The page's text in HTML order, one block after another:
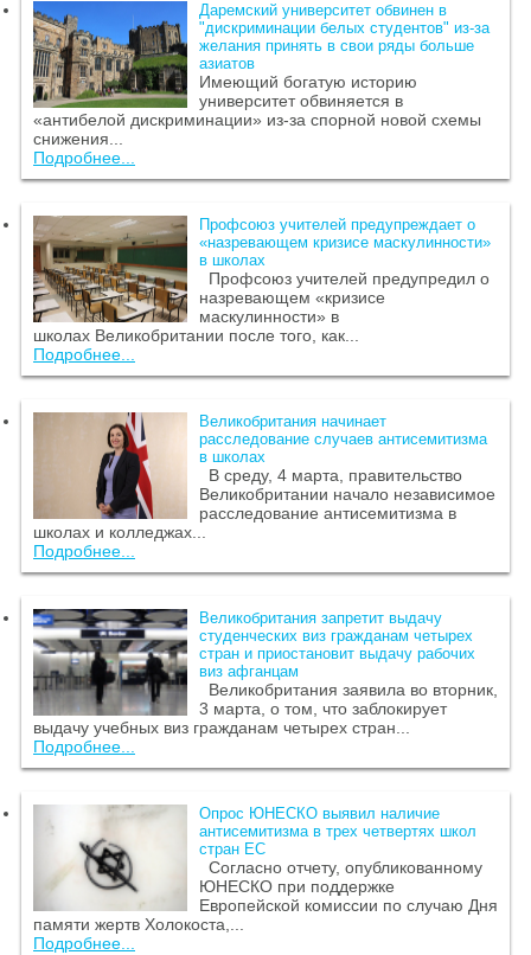
Даремский университет обвинен в
"дискриминации белых студентов" из-за
желания принять в свои ряды больше
азиатов
Имеющий богатую историю
университет обвиняется в
«антибелой дискриминации» из-за спорной новой схемы
снижения...
Подробнее...
Профсоюз учителей предупреждает о
«назревающем кризисе маскулинности»
в школах
Профсоюз учителей предупредил о
назревающем «кризисе
маскулинности» в
школах Великобритании после того, как...
Подробнее...
Великобритания начинает
расследование случаев антисемитизма
в школах
В среду, 4 марта, правительство
Великобритании начало независимое
расследование антисемитизма в
школах и колледжах...
Подробнее...
Великобритания запретит выдачу
студенческих виз гражданам четырех
стран и приостановит выдачу рабочих
виз афганцам
Великобритания заявила во вторник,
3 марта, о том, что заблокирует
выдачу учебных виз гражданам четырех стран...
Подробнее...
Опрос ЮНЕСКО выявил наличие
антисемитизма в трех четвертях школ
стран ЕС
Согласно отчету, опубликованному
ЮНЕСКО при поддержке
Европейской комиссии по случаю Дня
памяти жертв Холокоста,...
Подробнее...